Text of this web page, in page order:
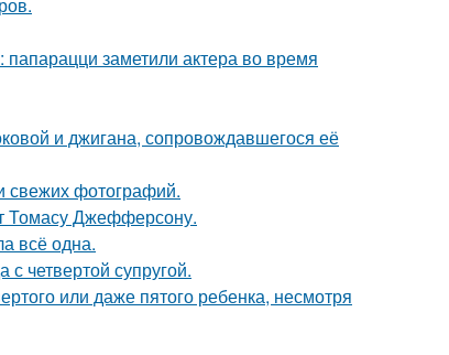
папарацци заметили актера во время
и джигана, сопровождавшегося её
свежих фотографий.
Томасу Джефферсону.
всё одна.
четвертой супругой.
или даже пятого ребенка, несмотря